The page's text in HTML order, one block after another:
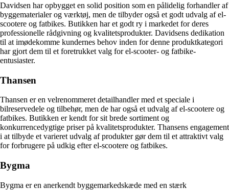
Davidsen har opbygget en solid position som en pålidelig forhandler af
byggematerialer og værktøj, men de tilbyder også et godt udvalg af el-
scootere og fatbikes. Butikken har et godt ry i markedet for deres
professionelle rådgivning og kvalitetsprodukter. Davidsens dedikation
til at imødekomme kundernes behov inden for denne produktkategori
har gjort dem til et foretrukket valg for el-scooter- og fatbike-
entusiaster.
Thansen
Thansen er en velrenommeret detailhandler med et speciale i
bilreservedele og tilbehør, men de har også et udvalg af el-scootere og
fatbikes. Butikken er kendt for sit brede sortiment og
konkurrencedygtige priser på kvalitetsprodukter. Thansens engagement
i at tilbyde et varieret udvalg af produkter gør dem til et attraktivt valg
for forbrugere på udkig efter el-scootere og fatbikes.
Bygma
Bygma er en anerkendt byggemarkedskæde med en stærk